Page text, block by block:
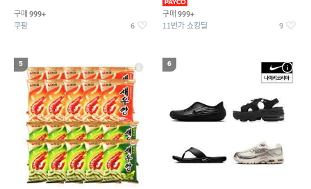
구매 999+
쿠팡 6
구매 999+
11번가 쇼킹딜 9
5 6